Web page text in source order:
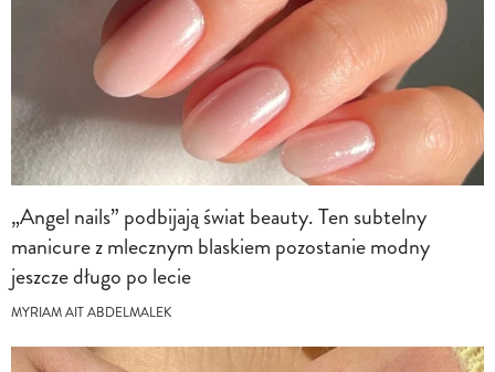
„Angel nails” podbijają świat beauty. Ten subtelny
manicure z mlecznym blaskiem pozostanie modny
jeszcze długo po lecie
MYRIAM AIT ABDELMALEK